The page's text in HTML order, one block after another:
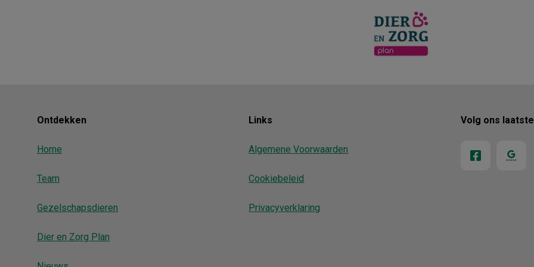
Ontdekken
Home
Team
Gezelschapsdieren
Dier en Zorg Plan
Links
Algemene Voorwaarden
Cookiebeleid
Privacyverklaring
Volg ons